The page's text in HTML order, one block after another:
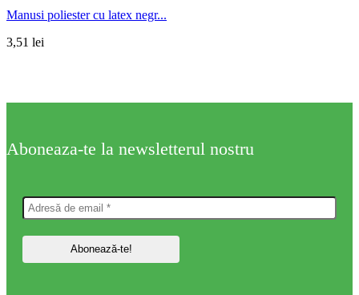
Manusi poliester cu latex negr...
3,51 lei
Aboneaza-te la newsletterul nostru